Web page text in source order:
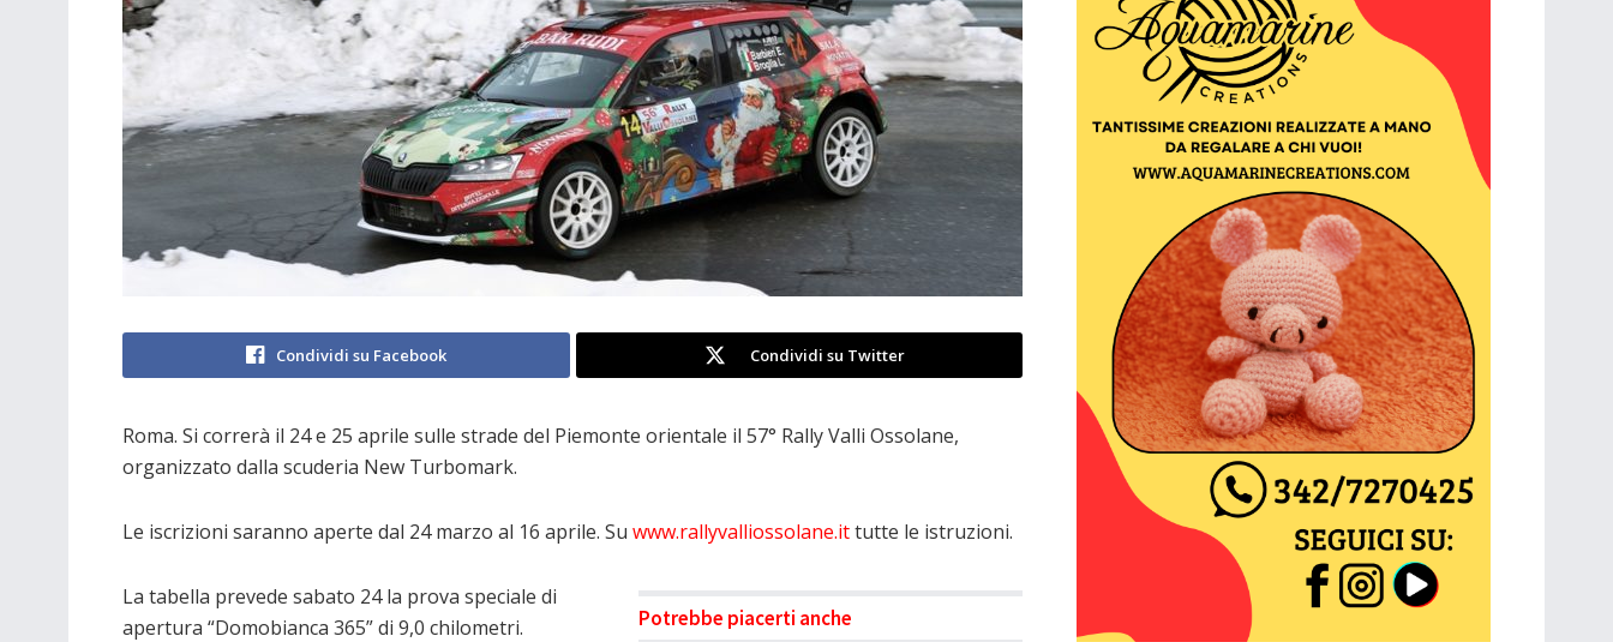
Condividi su Facebook Condividi su Twitter
Roma. Si correrà il 24 e 25 aprile sulle strade del Piemonte orientale il 57° Rally Valli Ossolane,
organizzato dalla scuderia New Turbomark.
Le iscrizioni saranno aperte dal 24 marzo al 16 aprile. Su www.rallyvalliossolane.ittutte le istruzioni.
Potrebbe piacerti anche
La tabella prevede sabato 24 la prova speciale di
apertura “Domobianca 365” di 9,0 chilometri.